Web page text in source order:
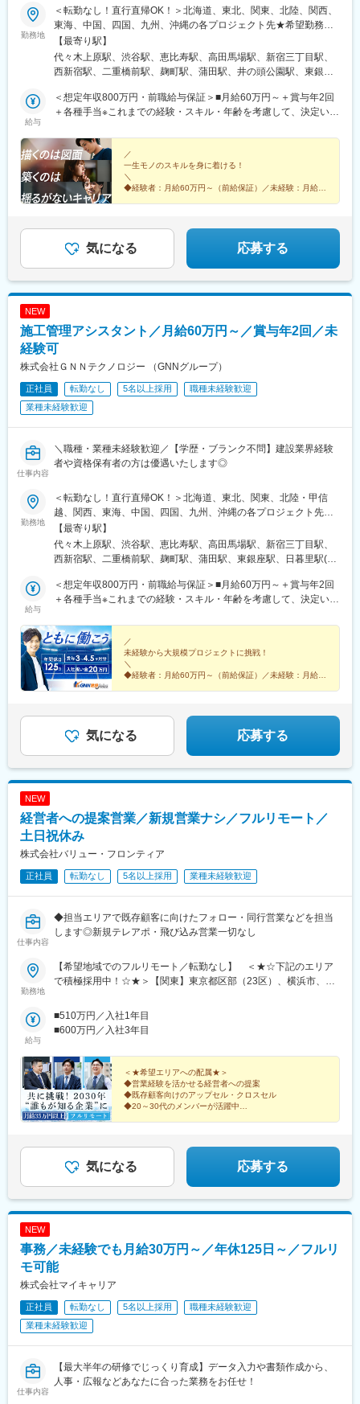
勤務地
＜転勤なし！直行直帰OK！＞北海道、東北、関東、北陸、関西、
東海、中国、四国、九州、沖縄の各プロジェクト先★希望勤務
地・通勤時間を考慮いたします！★直行直帰OK★U・Iターン歓
迎！住宅手当あり★転居を伴う転勤はありません北海道東北／青
森県・岩手県・宮城県・秋田県・山形県・福島県関東／東京、神
川、福井、新潟県、長野県、山梨県関西／大阪、京都、滋賀、兵
庫、奈良、和歌山東海／愛知、静岡、三重、岐阜中国・四国／鳥
岡、佐賀、長崎、熊本、大分、宮崎、鹿児島、沖縄＼広島にてビ
ッグプロジェクト始動！／裁量のあるポジションをお任せ◎より
高待遇をご用意しております。ご希望の方は面接にてお気軽にご
質問ください。
【最寄り駅】
代々木上原駅、渋谷駅、恵比寿駅、高田馬場駅、新宿三丁目駅、
西新宿駅、二重橋前駅、麹町駅、蒲田駅、井の頭公園駅、東銀座
船堀駅、押上駅、木場駅(東京都)、清澄白河駅、有楽町駅、豊洲
駅、南砂町駅、三田駅(東京都)、森下駅(東京都)、高輪台駅、新木
駅、テレコムセンター駅、六本木駅、田町駅(東京都)、白金高輪
駅、高輪ゲートウェイ駅、神谷町駅、外苑前駅、国立駅、南新宿
駅、初台駅、千駄ケ谷駅、曙橋駅、国立競技場駅、四谷三丁目
駅、西荻窪駅、富士見ケ丘駅、荻窪駅、神保町駅、淡路町駅、市
ケ谷駅、九段下駅、上野御徒町駅、昭和島駅、池上駅、糀谷駅、
新富町駅(東京都)、勝どき駅、京橋駅(東京都)、新中野駅、京王八
王子駅、武蔵五日市駅、西台駅、本蓮沼駅、青物横丁駅、武蔵境
駅、三鷹駅、吉祥寺駅、本郷三丁目駅、湯島駅、飯田橋駅、鬼子
ス駅、新千葉駅、京成稲毛駅、新八柱駅、大宮駅(埼玉県)、南浦和
駅、さいたま新都心駅、北浦和駅、浦和駅、和光市駅、西川口
駅、東川口駅、朝霞駅、新越谷駅、川越駅、志木駅、所沢駅、草
加駅、大阪難波駅、淀屋橋駅、渡辺橋駅、沢ノ町駅、我孫子町
駅、平林駅(大阪府)、中ふ頭駅、西大橋駅、肥後橋駅、阿波座駅、
北浜駅(大阪府)、なんば駅(南海線)、天満橋駅、長堀橋駅、谷町六
丁目駅、心斎橋駅、松屋町駅、堺筋本町駅、門真南駅、横堤駅、
(大阪府・阪急線)、なにわ橋駅、天満駅、中津駅(地下鉄)、中崎町
駅、扇町駅(大阪府)、西梅田駅、大阪梅田駅(阪神線)、矢場町駅、
左京山駅、武蔵小杉駅、目黒駅、秋葉原駅、新橋駅、東京駅、町
田駅、大手町駅(東京都)、中野駅(東京都)、大門駅(東京都)、西日
暮里駅、五反田駅、中目黒駅、泉岳寺駅、立川駅、小竹向原駅、
二子玉川駅、四ツ谷駅、あざみ野駅、湘南台駅、天王洲アイル
駅、日吉駅(神奈川県)、溝の口駅、長津田駅、登戸駅、戸塚駅、海
老名駅(相模線)、大和駅(神奈川県)、菊名駅、大船駅、橋本駅(神奈
川県)、上大岡駅、中央林間駅、川崎駅、稲毛駅、千葉駅、新松戸
駅、浦安駅(千葉県)、北習志野駅、京成船橋駅、新浦安駅、新鎌ケ
谷駅、市川駅、舞浜駅、南流山駅、本八幡駅(都営線)、船橋駅、西
県)、栄駅(愛知県)、東梅田駅、阿倍野駅(阪堺線)、鶴橋駅、京橋駅
(大阪府)、南方駅(大阪府)、上小田井駅、上飯田駅、鶴舞駅、藤が
丘駅(愛知県)、金山駅(愛知県)、流山おおたかの森駅、藤沢駅、富
田駅(大阪府)、上牧駅(大阪府)、高槻駅、高槻市駅、天王寺駅、新
今宮駅、本町駅、江坂駅、弁天町駅、西九条駅、千里中央駅(北大
橋駅、刈谷駅、星ケ丘駅(愛知県)、高蔵寺駅、ＪＲ難波駅、中百舌
鳥駅、大曽根駅、赤池駅(愛知県)、大阪駅、新大阪駅、北新地駅、
大阪阿部野橋駅、近鉄名古屋駅、名鉄名古屋駅、博多駅、天神
駅、福岡空港駅(鉄道)、姪浜駅、西新駅、天神南駅、大橋駅(福岡
県)、中洲川端駅、千早駅、三ノ宮駅、尼崎駅(東海道本線)、神戸
王寺駅、近鉄奈良駅、学園前駅(奈良県)、大和西大寺駅、生駒駅、
和歌山駅、和歌山市駅、京都駅、京阪山科駅、烏丸駅、草津駅(滋
賀県)、南草津駅、京阪石山駅、瀬田駅(滋賀県)、竹田駅(京都府)、
大通駅、札幌駅、仙台駅、岡山駅、下関駅、松江駅、鳥取駅、広
島駅、福山駅、横川駅、新白島駅、西条駅(広島県)、西高屋駅、東
広島駅、八本松駅、北参道駅、浜松町駅、西日暮里駅(舎人ライナ
ー)、大崎広小路駅、祐天寺駅、江古田駅、二子新地駅、阿倍野駅
(地下鉄)、鴫野駅、西中島南方駅、丸の内駅(愛知県)、小田井駅、
上前津駅、東別院駅、摂津富田駅、新今宮駅前駅、千鳥橋駅、千
里中央駅(大阪モノレール)、百舌鳥八幡駅、玉造駅、宮之阪駅、新
ンター駅、祇園駅(福岡県)、西鉄福岡駅、櫛田神社前駅、西鉄千早
駅、三宮駅(神戸新交通)、ハーバーランド駅、山陽姫路駅、西代
駅(京都市営)、石山駅、くいな橋駅、西４丁目駅、さっぽろ駅、仙
台駅(地下鉄)、岡山駅前駅、横川駅(広島県)、白島駅(広島高速交通
駅、天王寺駅前駅、動物園前駅、駅前駅、平安通駅、呉服町駅(福
岡県)、香椎宮前駅、三宮駅(神戸市営)、高速神戸駅、西新町駅、
信貴山下駅、四宮駅、五条駅(京都市営)、唐橋前駅、狸小路駅、北
１２条駅、あおば通駅、西川緑道公園駅、猿猴橋町駅、横川一丁
目駅、城北駅
給与
＜想定年収800万円・前職給与保証＞■月給60万円～＋賞与年2回
＋各種手当※これまでの経験・スキル・年齢を考慮して、決定いた
年齢、経験、能力、適性を考慮して、支給額を決定します。ーー
ーーーーーーーーーーーーーーーーーーーーーーーーーーーーー
ーー■未経験者は月給35万円～＋賞与年2回＋各種手当 ※これま
での経験・スキル・年齢を考慮して、決定いたします※残業代は別
途全額支給します。＼勤務地特典！／入社祝い金として別途20万
／
一生モノのスキルを身に着ける！
＼
◆経験者：月給60万円～（前給保証）／未経験：月給
気になる 応募する
NEW
施工管理アシスタント／月給60万円～／賞与年2回／未
経験可
株式会社ＧＮＮテクノロジー （GNNグループ）
正社員 転勤なし 5名以上採用
職種未経験歓迎
業種未経験歓迎
仕事内容
＼職種・業種未経験歓迎／【学歴・ブランク不問】建設業界経験
者や資格保有者の方は優遇いたします◎
勤務地
＜転勤なし！直行直帰OK！＞北海道、東北、関東、北陸・甲信
越、関西、東海、中国、四国、九州、沖縄の各プロジェクト先★
希望勤務地・通勤時間を考慮いたします！★直行直帰OK★U・Iタ
ーン歓迎！住宅手当あり★転居を伴う転勤はありません北海道東
北／青森県・岩手県・宮城県・秋田県・山形県・福島県関東／東
山、石川、福井、新潟県、長野県、山梨県関西／大阪、京都、滋
賀、兵庫、奈良、和歌山東海／愛知、静岡、三重、岐阜中国・四
州／福岡、佐賀、長崎、熊本、大分、宮崎、鹿児島、沖縄＼広島
にてビッグプロジェクト始動！／裁量のあるポジションをお任せ
◎より高待遇をご用意しております。ご希望の方は面接にてお気
軽にご質問ください。
【最寄り駅】
代々木上原駅、渋谷駅、恵比寿駅、高田馬場駅、新宿三丁目駅、
西新宿駅、二重橋前駅、麹町駅、蒲田駅、東銀座駅、日暮里駅(舎
河駅、有楽町駅、豊洲駅、南砂町駅、三田駅(東京都)、森下駅(東
京都)、高輪台駅、新木場駅、北千住駅、大崎駅、国分寺駅、東京
駅(東京都)、白金高輪駅、高輪ゲートウェイ駅、神谷町駅、外苑前
駅、国立駅、南新宿駅、初台駅、千駄ケ谷駅、曙橋駅、国立競技
場駅、四谷三丁目駅、西荻窪駅、富士見ケ丘駅、荻窪駅、神保町
駅、淡路町駅、市ケ谷駅、九段下駅、上野御徒町駅、昭和島駅、
池上駅、糀谷駅、八丁堀駅(東京都)、日本橋駅(東京都)、築地市場
新中野駅、京王八王子駅、武蔵五日市駅、西台駅、本蓮沼駅、大
森海岸駅、青物横丁駅、武蔵境駅、三鷹駅、吉祥寺駅、湯島駅、
飯田橋駅、鬼子母神前駅、向原駅(東京都)、池袋駅、志茂駅、両国
駅、新八柱駅、大宮駅(埼玉県)、南浦和駅、さいたま新都心駅、北
浦和駅、浦和駅、和光市駅、西川口駅、東川口駅、朝霞駅、新越
谷駅、川越駅、蕨駅、志木駅、所沢駅、草加駅、大阪難波駅、淀
屋橋駅、渡辺橋駅、沢ノ町駅、我孫子町駅、平林駅(大阪府)、中ふ
頭駅、西大橋駅、肥後橋駅、阿波座駅、北浜駅(大阪府)、なんば駅
府)、東部市場前駅、今川駅(大阪府)、中津駅(大阪府・阪急線)、な
にわ橋駅、天満駅、中津駅(地下鉄)、中崎町駅、扇町駅(大阪府)、
駅(名古屋市営)、伏屋駅、稲永駅、笠寺駅、左京山駅、武蔵小杉
駅、目黒駅、秋葉原駅、新橋駅、東京駅、町田駅、綾瀬駅、大手
駅、四ツ谷駅、あざみ野駅、湘南台駅、天王洲アイル駅、日吉駅
(神奈川県)、溝の口駅、長津田駅、登戸駅、戸塚駅、海老名駅(相
大岡駅、中央林間駅、川崎駅、千葉駅、新松戸駅、浦安駅(千葉
県)、北習志野駅、京成船橋駅、新浦安駅、新鎌ケ谷駅、市川駅、
舞浜駅、南流山駅、本八幡駅(都営線)、船橋駅、西船橋駅、久喜
駅、川口駅、南越谷駅、天下茶屋駅、伏見駅(愛知県)、栄駅(愛知
県)、東梅田駅、阿倍野駅(阪堺線)、今宮戎駅、鶴橋駅、京橋駅(大
駅(愛知県)、金山駅(愛知県)、流山おおたかの森駅、藤沢駅、富田
駅(大阪府)、上牧駅(大阪府)、高槻駅、高槻市駅、天王寺駅、新今
宮駅、本町駅、江坂駅、弁天町駅、西九条駅、千里中央駅(北大阪
市駅、豊橋駅、刈谷駅、星ケ丘駅(愛知県)、高蔵寺駅、ＪＲ難波
駅、天神駅、福岡空港駅(鉄道)、姪浜駅、西新駅、天神南駅、大橋
駅(福岡県)、中洲川端駅、千早駅、三ノ宮駅、尼崎駅(東海道本
線)、神戸駅(兵庫県)、姫路駅、新長田駅、明石駅、西宮北口駅、
和歌山駅、和歌山市駅、京都駅、京阪山科駅、烏丸駅、草津駅(滋
賀県)、南草津駅、京阪石山駅、瀬田駅(滋賀県)、竹田駅(京都府)、
広島駅、八本松駅、北参道駅、青井駅、浜松町駅、西日暮里駅(舎
人ライナー)、大崎広小路駅、祐天寺駅、江古田駅、二子新地駅、
給与
＜想定年収800万円・前職給与保証＞■月給60万円～＋賞与年2回
＋各種手当※これまでの経験・スキル・年齢を考慮して、決定いた
年齢、経験、能力、適性を考慮して、支給額を決定します。ーー
ーーーーーーーーーーーーーーーーーーーーーーーーーーーーー
ーー■未経験者は月給35万円～＋賞与年2回＋各種手当 ※これま
での経験・スキル・年齢を考慮して、決定いたします※残業代は別
途全額支給します。＼勤務地特典！／入社祝い金として別途20万
／
未経験から大規模プロジェクトに挑戦！
＼
◆経験者：月給60万円～（前給保証）／未経験：月給
気になる 応募する
NEW
経営者への提案営業／新規営業ナシ／フルリモート／
土日祝休み
株式会社バリュー・フロンティア
正社員 転勤なし 5名以上採用 業種未経験歓迎
仕事内容
◆担当エリアで既存顧客に向けたフォロー・同行営業などを担当
します◎新規テレアポ・飛び込み営業一切なし
勤務地
【希望地域でのフルリモート／転勤なし】 ＜★☆下記のエリア
で積極採用中！☆★＞【関東】東京都区部（23区）、横浜市、川
市、新潟市【北海道・東北】札幌市、仙台市【中国・九州】広島
市、岡山市、福岡市、北九州市、熊本市◎上記のエリアに通える
方は大歓迎です！＝＝＝日本全国希望エリアへの配属です。テレ
はオンラインで実施するケースもございます。必要な際はカーシ
ェアサービス（タイムズカー）も利用いただけます。※業務に必要
な機材などは会社が支給します※居住地以外での勤務をご希望の方
は選考時にご相談ください＝＝＝■配属エリアによっては大阪の本
社で研修や業務を行う場合もあります。※月に1回本社での社内会
ビル9階＜アクセス＞・大阪メトロ御堂筋線「西中島南方」駅から
徒歩10分・各線「新大阪」駅から徒歩14分
給与
■510万円／入社1年目
■600万円／入社3年目
＜★希望エリアへの配属★＞
◆営業経験を活かせる経営者への提案
◆既存顧客向けのアップセル・クロスセル
◆20～30代のメンバーが活躍中
気になる 応募する
NEW
事務／未経験でも月給30万円～／年休125日～／フルリ
モ可能
株式会社マイキャリア
正社員 転勤なし 5名以上採用
職種未経験歓迎
業種未経験歓迎
仕事内容
【最大半年の研修でじっくり育成】データ入力や書類作成から、
人事・広報などあなたに合った業務をお任せ！